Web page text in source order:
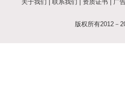
关于我们 联系我们 资质证书 广
版权所有2012－